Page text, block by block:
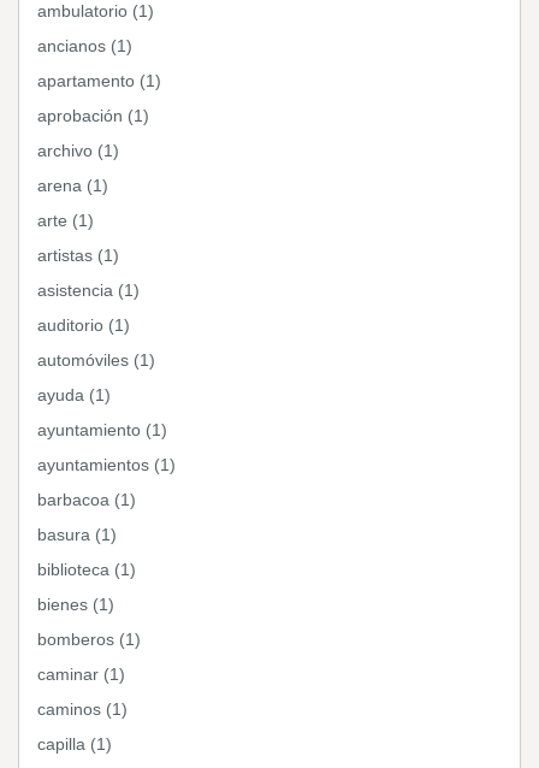
ambulatorio (1)
ancianos (1)
apartamento (1)
aprobación (1)
archivo (1)
arena (1)
arte (1)
artistas (1)
asistencia (1)
auditorio (1)
automóviles (1)
ayuda (1)
ayuntamiento (1)
ayuntamientos (1)
barbacoa (1)
basura (1)
biblioteca (1)
bienes (1)
bomberos (1)
caminar (1)
caminos (1)
capilla (1)